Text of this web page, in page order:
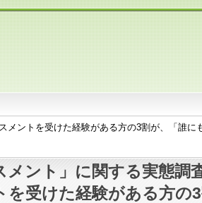
メントを受けた経験がある方の3割が、「誰
メント」に関する実態調
を受けた経験がある方の3